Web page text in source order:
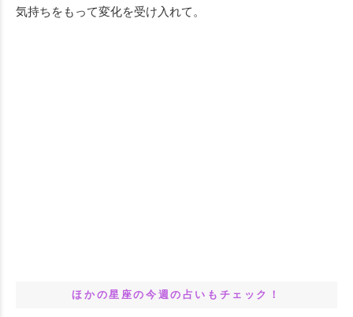
気持ちをもって変化を受け入れて。
ほかの星座の今週の占いもチェック！